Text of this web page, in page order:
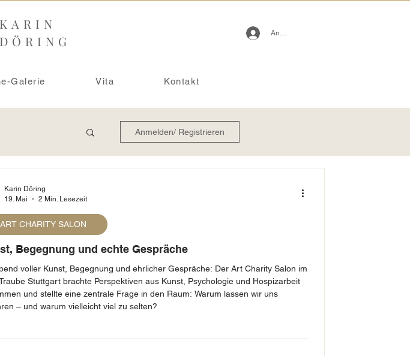
KARIN
DÖRING
Anmelden
Galerie Vita Kontakt
Anmelden/ Registrieren
Begegnung und echte Gespräche
voller Kunst, Begegnung und ehrlicher Gespräche: Der Art Charity Salon im
Stuttgart brachte Perspektiven aus Kunst, Psychologie und Hospizarbeit
und stellte eine zentrale Frage in den Raum: Warum lassen wir uns
– und warum vielleicht viel zu selten?
ART CHARITY SALON
Karin Döring
19. Mai
2 Min. Lesezeit